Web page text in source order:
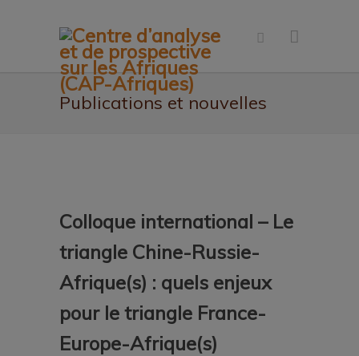
Publications et nouvelles
Colloque international – Le
triangle Chine-Russie-
Afrique(s) : quels enjeux
pour le triangle France-
Europe-Afrique(s)